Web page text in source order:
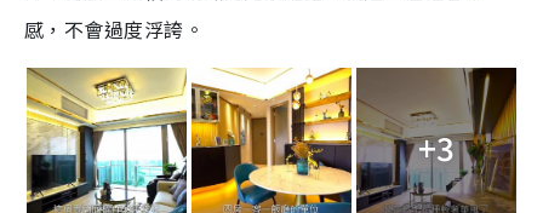
感，不會過度浮誇。
+3